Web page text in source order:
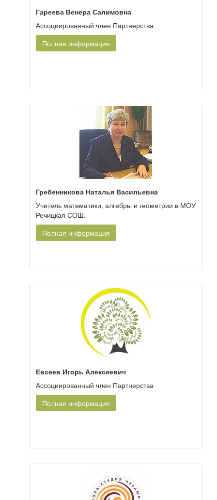
Гареева Венера Салимовна
Ассоциированный член Партнерства
Полная информация
Гребенникова Наталья Васильевна
Учитель математики, алгебры и геометрии в МОУ
Речицкая СОШ.
Полная информация
Евсеев Игорь Алексеевич
Ассоциированный член Партнерства
Полная информация